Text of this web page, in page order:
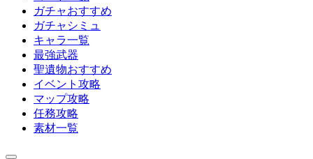
ガチャおすすめ
ガチャシミュ
キャラ一覧
最強武器
聖遺物おすすめ
イベント攻略
マップ攻略
任務攻略
素材一覧